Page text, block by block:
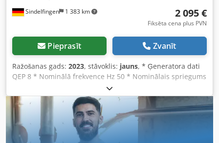
Sindelfingen 1 383 km 2 095 €
Fiksēta cena plus PVN
Pieprasīt Zvanīt
Ražošanas gads: 2023, stāvoklis: jauns, * Ģeneratora dati
QEP 8 * Nominālā frekvence Hz 50 * Nominālais spriegums
V 400/230 * Nominālā jauda kVA 7 * Maksimālā jauda kVA
8,3 * Jaudas koeficients cos Phi 0,8 * Degvielas tvertnes
tilpums l 11 * Darbības ilgums pie nominālās jaudas h 3,9
Dcsdsl Iy Dispfx Abzsk * 1 x SCH + * Kontaktligzdu
konfigurācija: 1 x 3P16A + 1 x 5P16A Katrs no izturīgajiem
QEP elektroģeneratoriem nodrošina uzticamību gadu